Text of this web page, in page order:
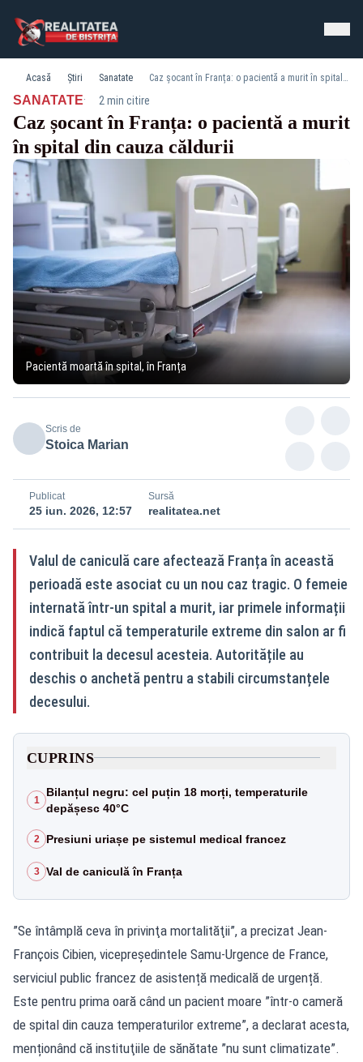
Acasă Știri Sanatate Caz șocant în Franța: o pacientă a murit în spital din cauza căldurii
SANATATE· 2 min citire
Caz șocant în Franța: o pacientă a murit
în spital din cauza căldurii
Pacientă moartă în spital, în Franța
Scris de
Stoica Marian
Publicat
25 iun. 2026, 12:57
Sursă
realitatea.net
Valul de caniculă care afectează Franța în această
perioadă este asociat cu un nou caz tragic. O femeie
internată într-un spital a murit, iar primele informații
indică faptul că temperaturile extreme din salon ar fi
contribuit la decesul acesteia. Autoritățile au
deschis o anchetă pentru a stabili circumstanțele
decesului.
CUPRINS
1
Bilanțul negru: cel puțin 18 morți, temperaturile
depășesc 40°C
2 Presiuni uriașe pe sistemul medical francez
3 Val de caniculă în Franța
”Se întâmplă ceva în privinţa mortalităţii”, a precizat Jean-
François Cibien, vicepreşedintele Samu-Urgence de France,
serviciul public francez de asistență medicală de urgență.
Este pentru prima oară când un pacient moare ”într-o cameră
de spital din cauza temperaturilor extreme”, a declarat acesta,
menționând că instituţiile de sănătate ”nu sunt climatizate”.